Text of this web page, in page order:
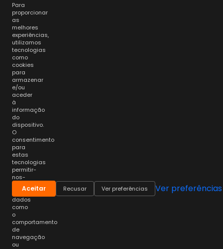
Para
proporcionar
as
melhores
experiências,
utilizamos
tecnologias
como
cookies
para
armazenar
e/ou
aceder
à
informação
do
dispositivo.
O
consentimento
para
estas
tecnologias
permitir-
nos-
á
processar
dados
como
o
comportamento
de
navegação
ou
Aceitar Recusar Ver preferências Ver preferências